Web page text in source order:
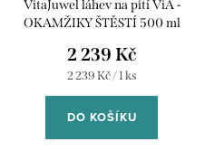
VitaJuwel láhev na pití ViA -
OKAMŽIKY ŠTĚSTÍ 500 ml
2 239 Kč
Měrná
2 239 Kč / 1 ks
DO KOŠÍKU